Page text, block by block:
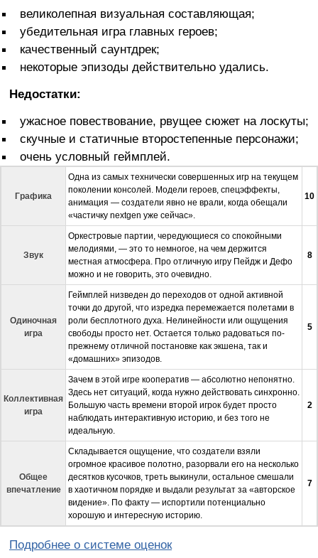
великолепная визуальная составляющая;
убедительная игра главных героев;
качественный саунтдрек;
некоторые эпизоды действительно удались.
Недостатки:
ужасное повествование, рвущее сюжет на лоскуты;
скучные и статичные второстепенные персонажи;
очень условный геймплей.
Графика
Одна из самых технически совершенных игр на текущем
поколении консолей. Модели героев, спецэффекты,
анимация — создатели явно не врали, когда обещали
«частичку nextgen уже сейчас».
10
Звук
Оркестровые партии, чередующиеся со спокойными
мелодиями, — это то немногое, на чем держится
местная атмосфера. Про отличную игру Пейдж и Дефо
можно и не говорить, это очевидно.
8
Одиночная
игра
Геймплей низведен до переходов от одной активной
точки до другой, что изредка перемежается полетами в
роли бесплотного духа. Нелинейности или ощущения
свободы просто нет. Остается только радоваться по-
прежнему отличной постановке как экшена, так и
«домашних» эпизодов.
5
Коллективная
игра
Зачем в этой игре кооператив — абсолютно непонятно.
Здесь нет ситуаций, когда нужно действовать синхронно.
Большую часть времени второй игрок будет просто
наблюдать интерактивную историю, и без того не
идеальную.
2
Общее
впечатление
Складывается ощущение, что создатели взяли
огромное красивое полотно, разорвали его на несколько
десятков кусочков, треть выкинули, остальное смешали
в хаотичном порядке и выдали результат за «авторское
видение». По факту — испортили потенциально
хорошую и интересную историю.
7
Подробнее о системе оценок